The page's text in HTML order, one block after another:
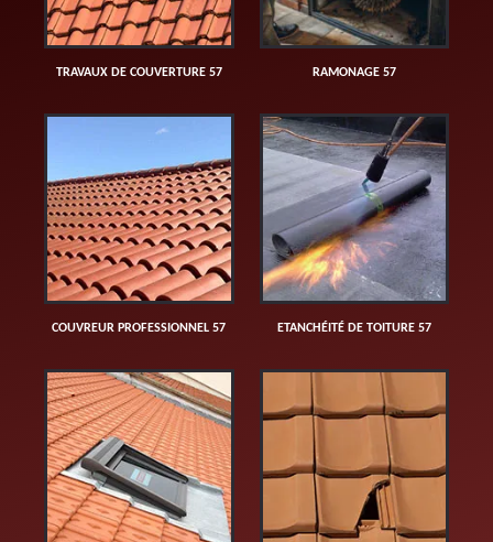
TRAVAUX DE COUVERTURE 57 RAMONAGE 57
COUVREUR PROFESSIONNEL 57 ETANCHÉITÉ DE TOITURE 57